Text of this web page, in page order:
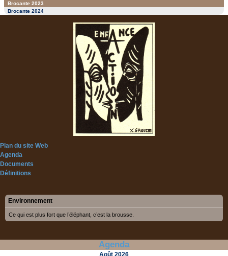
Brocante 2023
Brocante 2024
Plan du site Web
Agenda
Documents
Définitions
Environnement
Ce qui est plus fort que l’éléphant, c’est la brousse.
Agenda
Août 2026